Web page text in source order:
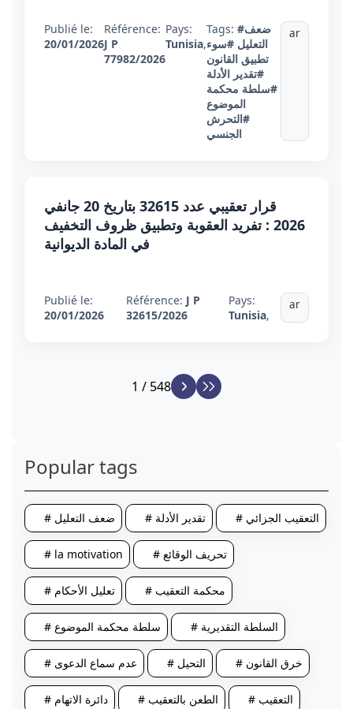
Publié le:
20/01/2026
Référence:
J P
77982/2026
Pays:
Tunisia,
Tags: #ضعف
التعليل #سوء
تطبيق القانون
#تقدير الأدلة
#سلطة محكمة
الموضوع
#التحرش
الجنسي
ar
قرار تعقيبي عدد 32615 بتاريخ 20 جانفي
2026 : تفريد العقوبة وتطبيق ظروف التخفيف
في المادة الديوانية
Publié le:
20/01/2026
Référence: J P
32615/2026
Pays:
Tunisia,
ar
1 / 548
Popular tags
# ضعف التعليل # تقدير الأدلة # التعقيب الجزائي
# la motivation # تحريف الوقائع
# تعليل الأحكام # محكمة التعقيب
# سلطة محكمة الموضوع # السلطة التقديرية
# عدم سماع الدعوى # التحيل # خرق القانون
# دائرة الاتهام # الطعن بالتعقيب # التعقيب